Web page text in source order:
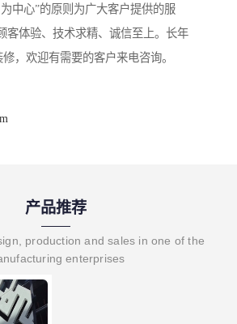
中心”的原则为广大客户提供的服
客体验、技术求精、诚信至上。长年
，欢迎有需要的客户来电咨询。
产品推荐
production and sales in one of the
enterprises